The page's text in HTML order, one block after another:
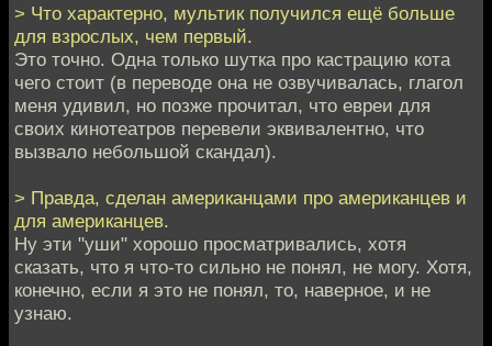
> Что характерно, мультик получился ещё больше
для взрослых, чем первый.
Это точно. Одна только шутка про кастрацию кота
чего стоит (в переводе она не озвучивалась, глагол
меня удивил, но позже прочитал, что евреи для
своих кинотеатров перевели эквивалентно, что
вызвало небольшой скандал).
> Правда, сделан американцами про американцев и
для американцев.
Ну эти "уши" хорошо просматривались, хотя
сказать, что я что-то сильно не понял, не могу. Хотя,
конечно, если я это не понял, то, наверное, и не
узнаю.